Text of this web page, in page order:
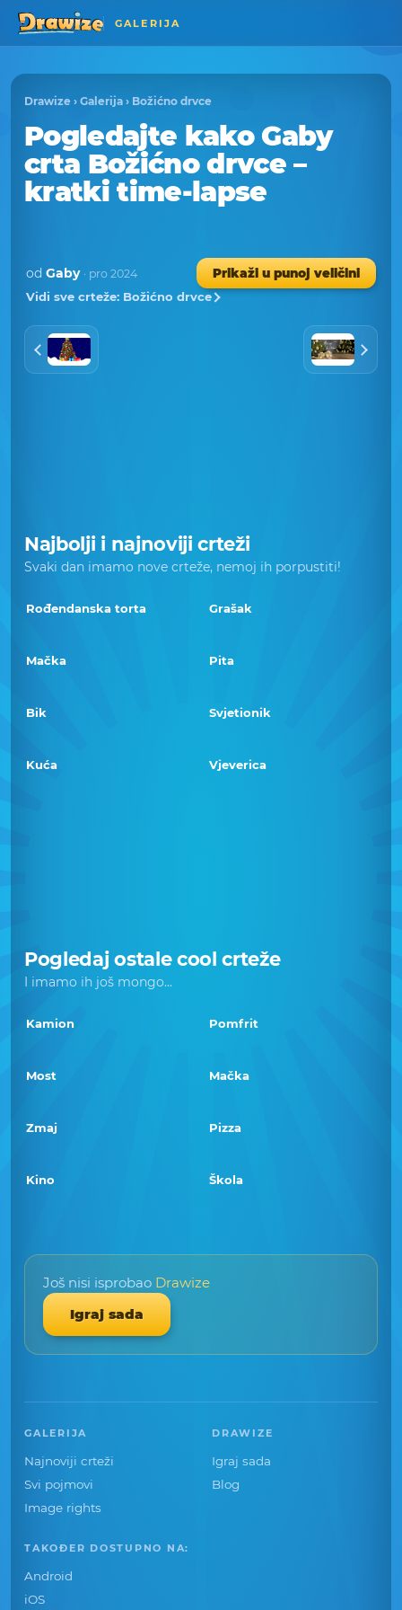
GALERIJA
Drawize › Galerija › Božićno drvce
Pogledajte kako Gaby
crta Božićno drvce –
kratki time-lapse
od Gaby · pro 2024
Prikaži u punoj veličini
Vidi sve crteže: Božićno drvce
Najbolji i najnoviji crteži
Svaki dan imamo nove crteže, nemoj ih porpustiti!
Rođendanska torta Grašak
Mačka Pita
Bik Svjetionik
Kuća Vjeverica
Pogledaj ostale cool crteže
I imamo ih još mongo...
Kamion Pomfrit
Most Mačka
Zmaj Pizza
Kino Škola
Još nisi isprobao Drawize
Igraj sada
GALERIJA
Najnoviji crteži
Svi pojmovi
Image rights
DRAWIZE
Igraj sada
Blog
TAKOĐER DOSTUPNO NA:
Android
iOS